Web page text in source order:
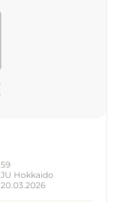
59
JU Hokkaido
20.03.2026